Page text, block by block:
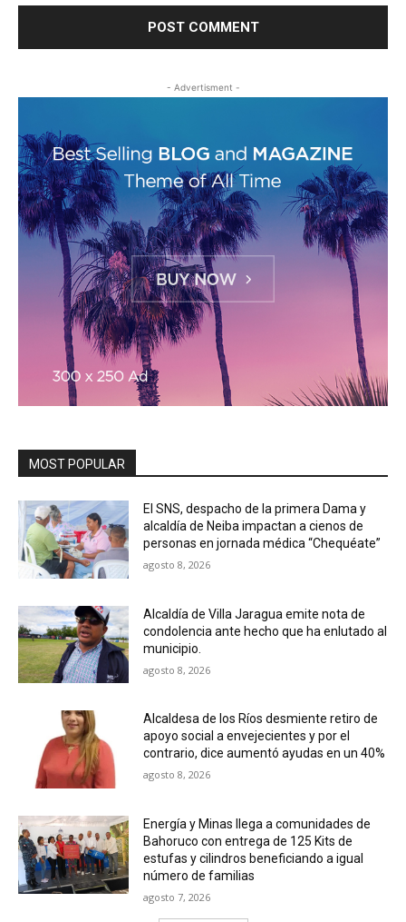
- Advertisment -
MOST POPULAR
El SNS, despacho de la primera Dama y
alcaldía de Neiba impactan a cienos de
personas en jornada médica “Chequéate”
agosto 8, 2026
Alcaldía de Villa Jaragua emite nota de
condolencia ante hecho que ha enlutado al
municipio.
agosto 8, 2026
Alcaldesa de los Ríos desmiente retiro de
apoyo social a envejecientes y por el
contrario, dice aumentó ayudas en un 40%
agosto 8, 2026
Energía y Minas llega a comunidades de
Bahoruco con entrega de 125 Kits de
estufas y cilindros beneficiando a igual
número de familias
agosto 7, 2026